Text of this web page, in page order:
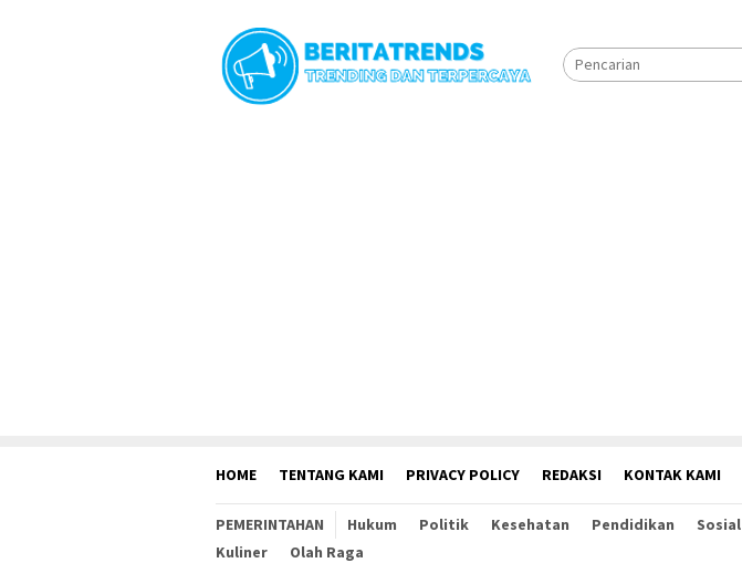
HOME TENTANG KAMI PRIVACY POLICY REDAKSI KONTAK KAMI
PEMERINTAHAN Hukum Politik Kesehatan Pendidikan Sosial
Kuliner
Olah Raga